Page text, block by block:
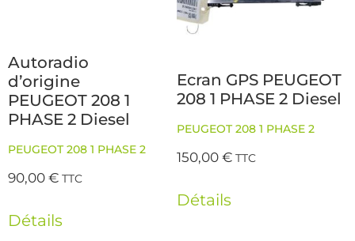
Autoradio
d’origine
PEUGEOT 208 1
PHASE 2 Diesel
PEUGEOT 208 1 PHASE 2
90,00€ TTC
Détails
Ecran GPS PEUGEOT
208 1 PHASE 2 Diesel
PEUGEOT 208 1 PHASE 2
150,00€ TTC
Détails